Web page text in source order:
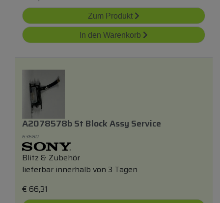
Zum Produkt
In den Warenkorb
A2078578b St Block Assy Service
63680
Blitz & Zubehör
lieferbar innerhalb von 3 Tagen
€ 66,31